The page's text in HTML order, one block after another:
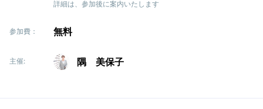
詳細は、参加後に案内いたします
参加費： 無料
主催: 隅 美保子